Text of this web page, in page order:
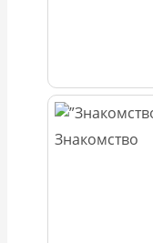
Знакомство